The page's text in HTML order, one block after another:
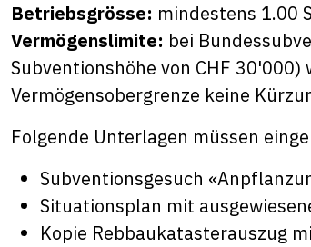
Betriebsgrösse: mindestens 1.00
Vermögenslimite: bei
Subventionshöhe von CHF
Vermögensobergrenze keine
Folgende Unterlagen müssen
Subventionsgesuch
Situationsplan mit
Kopie Rebbaukatasterauszug